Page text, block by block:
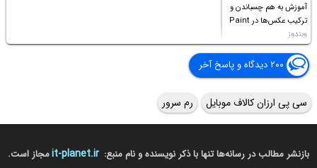
آموزش به هم چسباندن و
ترکیب عکس‌ها در Paint
ویندوز
۲۰۰ دیدگاه و پاسخ آخر
سی پی ارزان کالاف موبایل رم سرور
بازنشر مطالب در رسانه‌ها تنها با ذکر نویسنده و نام منبع: it-planet.irمجاز است.